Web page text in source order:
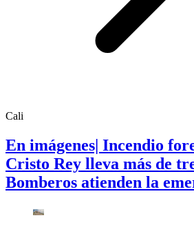
Cali
En imágenes| Incendio
Cristo Rey lleva más de
Bomberos atienden la